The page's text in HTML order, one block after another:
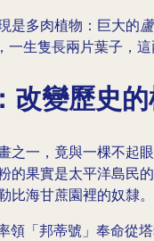
是多肉植物：巨大的
一生隻長兩片葉子，
改變歷史
之一，竟與一棵不起
的果實是太平洋島民
比海甘蔗園裡的奴隸。
領「邦蒂號」奉命